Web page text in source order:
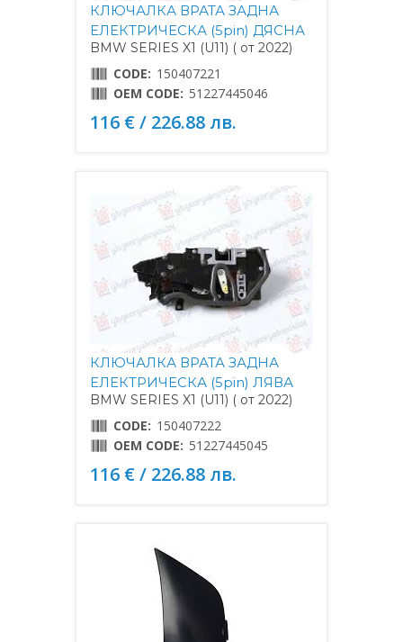
КЛЮЧАЛКА ВРАТА ЗАДНА
ЕЛЕКТРИЧЕСКА (5pin) ДЯСНА
BMW SERIES X1 (U11) ( от 2022)
CODE: 150407221
OEM CODE: 51227445046
116 € / 226.88 лв.
КЛЮЧАЛКА ВРАТА ЗАДНА
ЕЛЕКТРИЧЕСКА (5pin) ЛЯВА
BMW SERIES X1 (U11) ( от 2022)
CODE: 150407222
OEM CODE: 51227445045
116 € / 226.88 лв.